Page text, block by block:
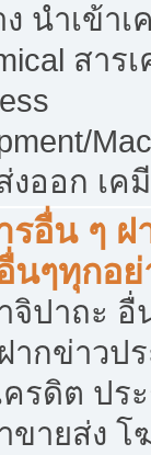
ง นำเข้
สาร
งออก เ
รอื่น ๆ
นๆทุกอ
จิปาถะ อื่
ากข่าวป
ครดิต ปร
ขายส่ง